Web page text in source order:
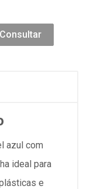
Consultar
azul com
ideal para
e